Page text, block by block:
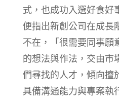
式，也成功入選好食好
便指出新創公司在成長
不在，「很需要同事願
的想法與作法，交由市
們尋找的人才，傾向擅
具備溝通能力與專案執